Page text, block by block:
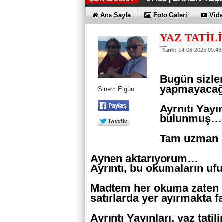
06:33 |KAYIP
06:28 |EN İYİLER
06:23 |KOÇ GİBİ
06:17 |DÖRT
06:13 |
Ana Sayfa Foto Galeri
Sinem Elgün
YAZ
Tarih: 14-08-2025
Bugün
Ayrnıtı
bulunmuş…
Tam
Aynen aktarıyorum…
Ayrıntı, bu okumaların
Madtem her okuma
satırlarda yer ayırmakta
Ayrıntı Yayınları, yaz